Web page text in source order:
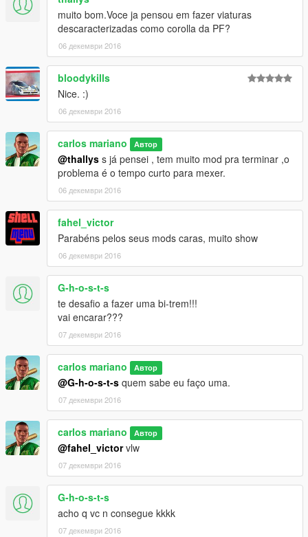
muito bom.Voce ja pensou em fazer viaturas
descaracterizadas como corolla da PF?
06 декември 2016
bloodykills
Nice. :)
06 декември 2016
carlos mariano Автор
@thallys s já pensei , tem muito mod pra terminar ,o
problema é o tempo curto para mexer.
06 декември 2016
fahel_victor
Parabéns pelos seus mods caras, muito show
06 декември 2016
G-h-o-s-t-s
te desafio a fazer uma bi-trem!!!
vai encarar???
07 декември 2016
carlos mariano Автор
@G-h-o-s-t-s quem sabe eu faço uma.
07 декември 2016
carlos mariano Автор
@fahel_victorvlw
07 декември 2016
G-h-o-s-t-s
acho q vc n consegue kkkk
07 декември 2016